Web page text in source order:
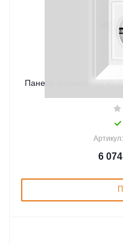
Панель фальшпола из
6